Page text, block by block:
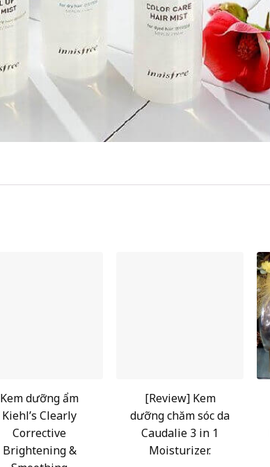
Kem dưỡng ẩm
Kiehl’s Clearly
Corrective
Brightening &
[Review] Kem
dưỡng chăm sóc da
Caudalie 3 in 1
Moisturizer.